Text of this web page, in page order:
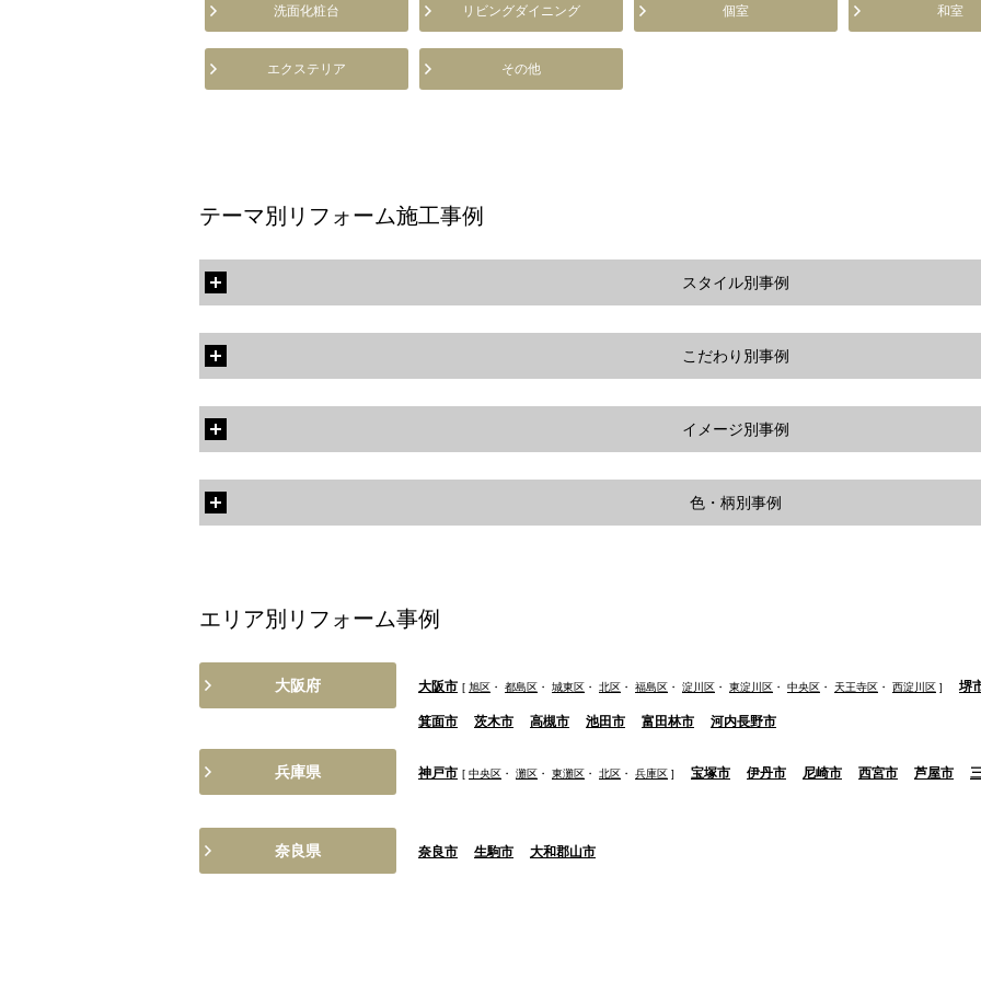
洗面化粧台 リビングダイニング 個室 和室
エクステリア その他
テーマ別リフォーム施工事例
スタイル別事例
こだわり別事例
イメージ別事例
色・柄別事例
エリア別リフォーム事例
大阪府 大阪市 [ 旭区 ・ 都島区 ・ 城東区 ・ 北区 ・ 福島区 ・ 淀川区 ・ 東淀川区 ・ 中央区 ・ 天王寺区 ・ 西淀川区 ] 堺
箕面市 茨木市 高槻市 池田市 富田林市 河内長野市
兵庫県 神戸市 [ 中央区 ・ 灘区 ・ 東灘区 ・ 北区 ・ 兵庫区 ] 宝塚市 伊丹市 尼崎市 西宮市 芦屋市
奈良県 奈良市 生駒市 大和郡山市